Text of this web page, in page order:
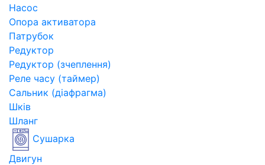
Насос
Опора активатора
Патрубок
Редуктор
Редуктор (зчеплення)
Реле часу (таймер)
Сальник (діафрагма)
Шків
Шланг
Сушарка
Двигун